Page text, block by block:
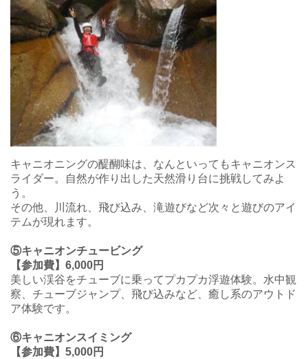
キャニオニングの醍醐味は、なんといってもキャニオンス
ライダー。自然が作り出した天然滑り台に挑戦してみよ
う。
その他、川流れ、飛び込み、滝遊びなど次々と遊びのアイ
テムが現れます。
⑤キャニオンチュービング
【参加費】6,000円
美しい渓谷をチューブに乗ってプカプカ浮遊体験。水中観
察、チューブジャンプ、飛び込みなど、癒し系のアウトド
ア体験です。
⑥キャニオンスイミング
【参加費】5,000円